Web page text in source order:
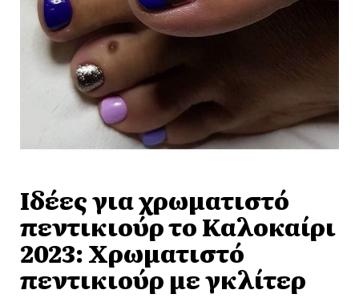
Ιδέες για χρωματιστό
πεντικιούρ το Καλοκαίρι
2023: Χρωματιστό
πεντικιούρ με γκλίτερ